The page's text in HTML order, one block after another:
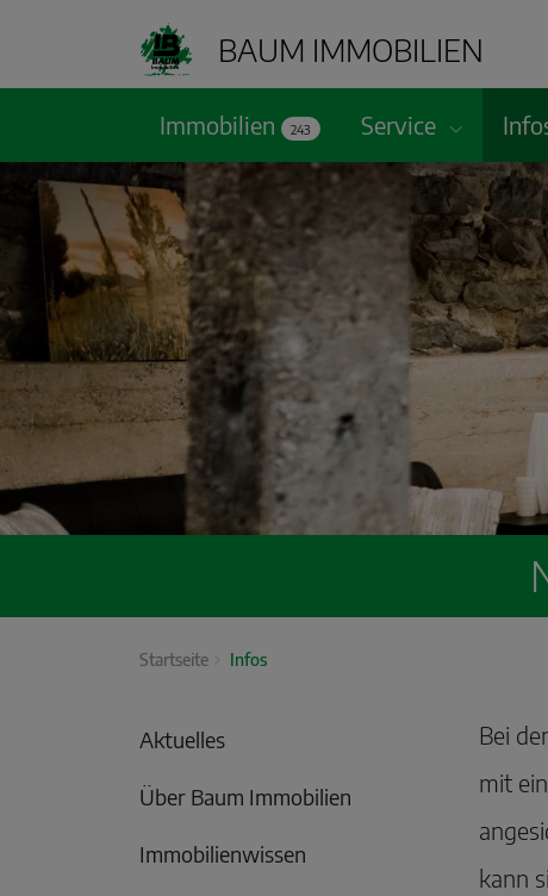
BAUM IMMOBILIEN
Immobilien 243 Service
Startseite Infos
Aktuelles
Über Baum Immobilien
Immobilienwissen
Bei
mit
kann